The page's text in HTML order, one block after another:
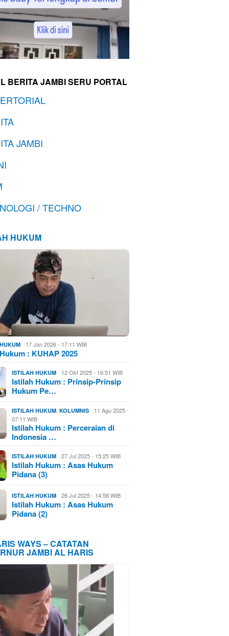
BERITA JAMBI SERU PORTAL
JAMBI
/ TECHNO
HUKUM
17 Jan 2026 - 17:11 WIB
: KUHAP 2025
ISTILAH HUKUM 12 Okt 2025 - 16:51 WIB
Istilah Hukum : Prinsip-Prinsip
Hukum Pe…
ISTILAH HUKUM ,KOLUMNIS
11 Agu 2025 -
07:11 WIB
Istilah Hukum : Perceraian di
Indonesia …
ISTILAH HUKUM 27 Jul 2025 - 15:25 WIB
Istilah Hukum : Asas Hukum
Pidana (3)
ISTILAH HUKUM 26 Jul 2025 - 14:58 WIB
Istilah Hukum : Asas Hukum
Pidana (2)
WAYS – CATATAN
JAMBI AL HARIS